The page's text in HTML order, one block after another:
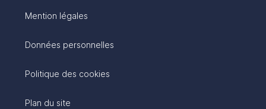
Mention légales
Données personnelles
Politique des cookies
Plan du site